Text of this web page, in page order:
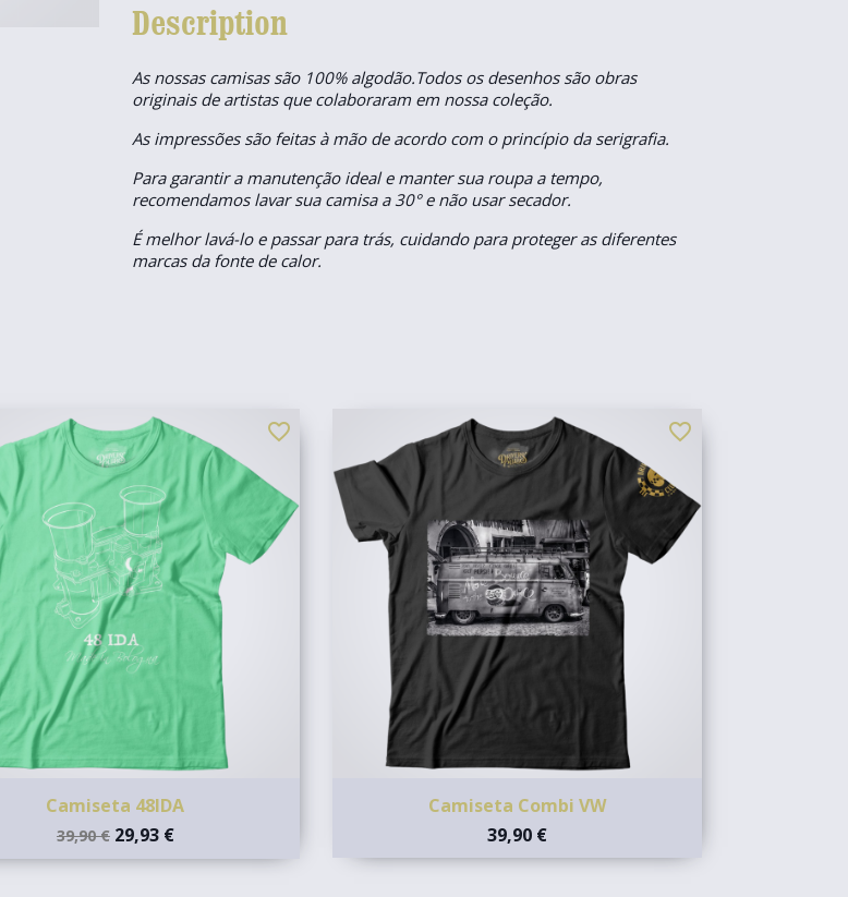
Description
As nossas camisas são 100% algodão.Todos os desenhos são obras
originais de artistas que colaboraram em nossa coleção.
As impressões são feitas à mão de acordo com o princípio da serigrafia.
Para garantir a manutenção ideal e manter sua roupa a tempo,
recomendamos lavar sua camisa a 30° e não usar secador.
É melhor lavá-lo e passar para trás, cuidando para proteger as diferentes
marcas da fonte de calor.
Camiseta 48IDA
39,90 € 29,93 €
favorite_border
Camiseta Combi VW
39,90 €
favorite_border